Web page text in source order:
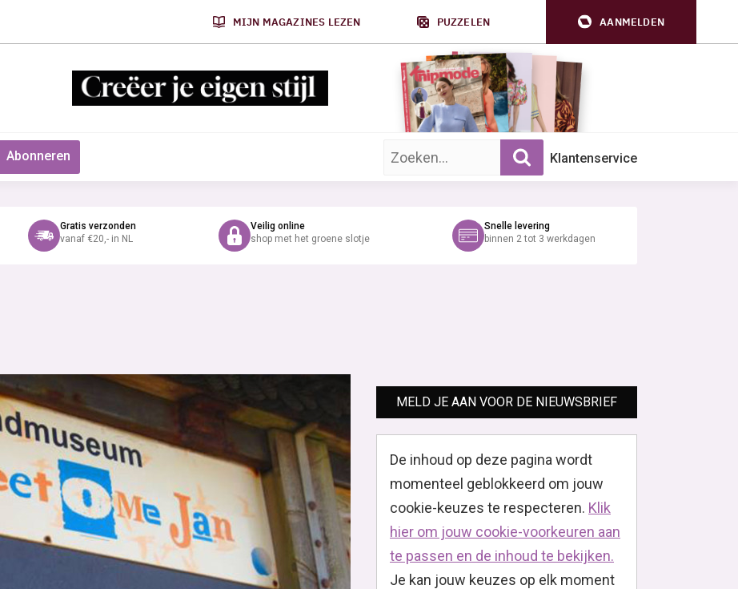
MIJN MAGAZINES LEZEN PUZZELEN AANMELDEN
Abonneren Zoek op trefwoord: Klantenservice
Gratis verzonden
vanaf €20,- in NL
Veilig online
shop met het groene slotje
Snelle levering
binnen 2 tot 3 werkdagen
MELD JE AAN VOOR DE NIEUWSBRIEF
De inhoud op deze pagina wordt
momenteel geblokkeerd om jouw
cookie-keuzes te respecteren. Klik
hier om jouw cookie-voorkeuren aan
te passen en de inhoud te bekijken.
Je kan jouw keuzes op elk moment